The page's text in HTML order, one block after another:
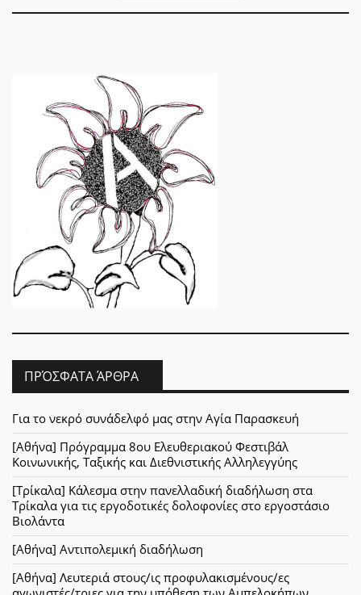
ΠΡΌΣΦΑΤΑ ΆΡΘΡΑ
Για το νεκρό συνάδελφό μας στην Αγία Παρασκευή
[Αθήνα] Πρόγραμμα 8ου Ελευθεριακού Φεστιβάλ
Κοινωνικής, Ταξικής και Διεθνιστικής Αλληλεγγύης
[Τρίκαλα] Κάλεσμα στην πανελλαδική διαδήλωση στα
Τρίκαλα για τις εργοδοτικές δολοφονίες στο εργοστάσιο
Βιολάντα
[Αθήνα] Αντιπολεμική διαδήλωση
[Αθήνα] Λευτεριά στους/ις προφυλακισμένους/ες